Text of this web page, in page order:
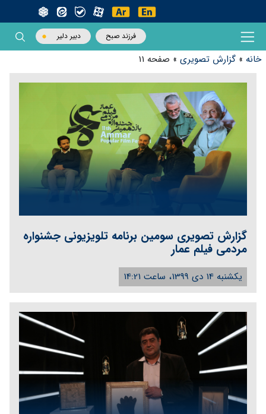
فرزند صبح دبیر دلیر
خانه » گزارش تصویری » صفحه 11
گزارش تصویری سومین ‌برنامه تلویزیونی جشنواره
مردمی فیلم عمار
یکشنبه 14 دی 1399، ساعت 14:21